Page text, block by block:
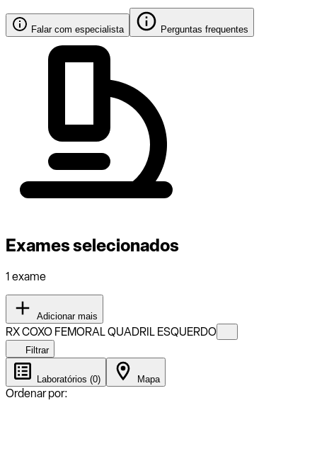
Falar com especialista Perguntas frequentes
Exames selecionados
1 exame
Adicionar mais
RX COXO FEMORAL QUADRIL ESQUERDO
Filtrar
Laboratórios (0) Mapa
Ordenar por: